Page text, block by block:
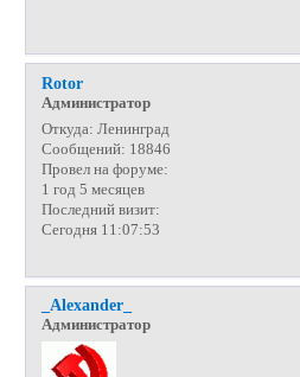
Rotor
Администратор
Откуда: Ленинград
Сообщений: 18846
Провел на форуме:
1 год 5 месяцев
Последний визит:
Сегодня 11:07:53
_Alexander_
Администратор